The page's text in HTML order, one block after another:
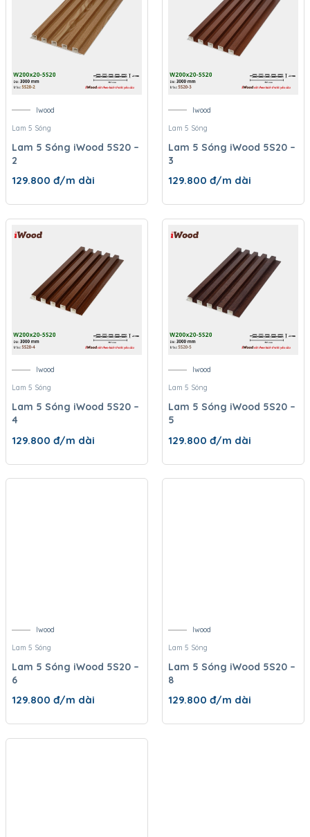
Iwood
Lam 5 Sóng
Lam 5 Sóng iWood 5S20 –
2
129.800 đ/m dài
Iwood
Lam 5 Sóng
Lam 5 Sóng iWood 5S20 –
3
129.800 đ/m dài
Iwood
Lam 5 Sóng
Lam 5 Sóng iWood 5S20 –
4
129.800 đ/m dài
Iwood
Lam 5 Sóng
Lam 5 Sóng iWood 5S20 –
5
129.800 đ/m dài
Iwood
Lam 5 Sóng
Lam 5 Sóng iWood 5S20 –
6
129.800 đ/m dài
Iwood
Lam 5 Sóng
Lam 5 Sóng iWood 5S20 –
8
129.800 đ/m dài